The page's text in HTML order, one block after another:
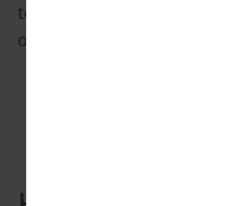
te sluiten, om de bijkomende
over een studieschuld en